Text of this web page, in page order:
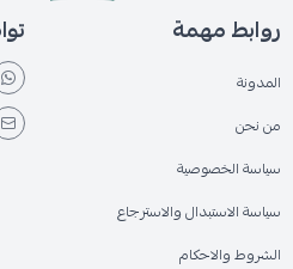
روابط مهمة
المدونة
من نحن
سياسة الخصوصية
سياسة الاستبدال والاسترجاع
الشروط والاحكام